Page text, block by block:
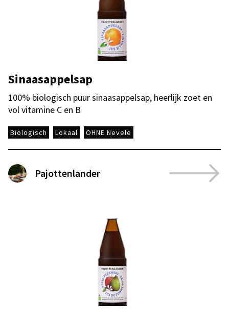
Sinaasappelsap
100% biologisch puur sinaasappelsap, heerlijk zoet en
vol vitamine C en B
Biologisch Lokaal OHNE Nevele
Pajottenlander